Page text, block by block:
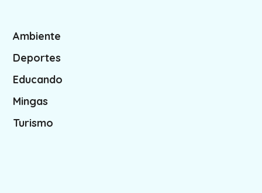
Ambiente
Deportes
Educando
Mingas
Turismo